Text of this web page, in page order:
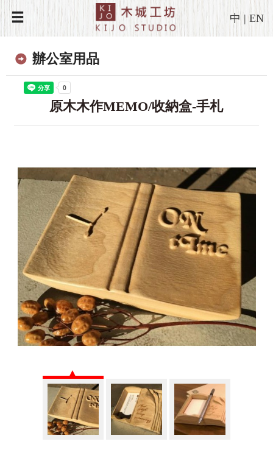
中 |EN
辦公室用品
原木木作MEMO/收納盒-手札